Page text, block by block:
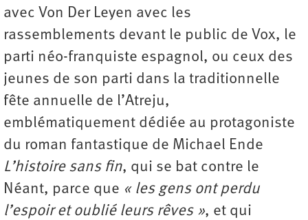
avec Von Der Leyen avec les
rassemblements devant le public de Vox, le
parti néo-franquiste espagnol, ou ceux des
jeunes de son parti dans la traditionnelle
fête annuelle de l’Atreju,
emblématiquement dédiée au protagoniste
du roman fantastique de Michael Ende
L’histoire sans fin, qui se bat contre le
Néant, parce que « les gens ont perdu
l’espoir et oublié leurs rêves », et qui